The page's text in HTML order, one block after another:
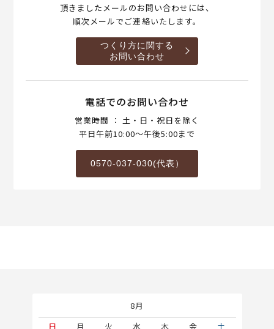
頂きましたメールのお問い合わせには、
順次メールでご連絡いたします。
つくり方に関する
お問い合わせ
電話でのお問い合わせ
営業時間 ： 土・日・祝日を除く
平日午前10:00～午後5:00まで
0570-037-030(代表）
8月
日
月 火 水 木 金
土